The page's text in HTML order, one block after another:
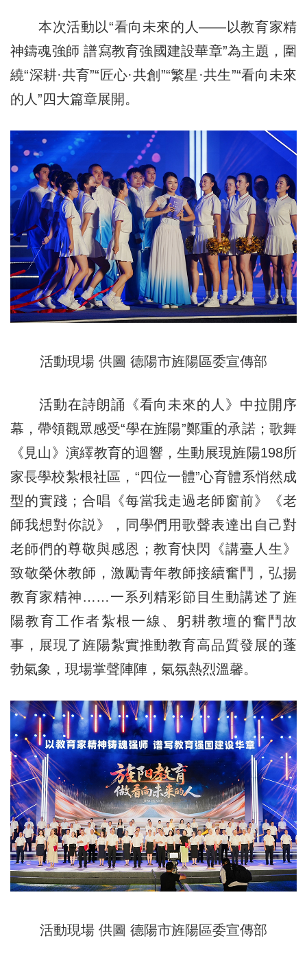
本次活動以“看向未來的人——以教育家精
神鑄魂強師 譜寫教育強國建設華章”為主題，圍
繞“深耕·共育”“匠心·共創”“繁星·共生”“看向未來
的人”四大篇章展開。
活動現場 供圖 德陽市旌陽區委宣傳部
活動在詩朗誦《看向未來的人》中拉開序
幕，帶領觀眾感受“學在旌陽”鄭重的承諾；歌舞
《見山》演繹教育的迴響，生動展現旌陽198所
家長學校紮根社區，“四位一體”心育體系悄然成
型的實踐；合唱《每當我走過老師窗前》《老
師我想對你説》，同學們用歌聲表達出自己對
老師們的尊敬與感恩；教育快閃《講臺人生》
致敬榮休教師，激勵青年教師接續奮鬥，弘揚
教育家精神……一系列精彩節目生動講述了旌
陽教育工作者紮根一線、躬耕教壇的奮鬥故
事，展現了旌陽紮實推動教育高品質發展的蓬
勃氣象，現場掌聲陣陣，氣氛熱烈溫馨。
活動現場 供圖 德陽市旌陽區委宣傳部